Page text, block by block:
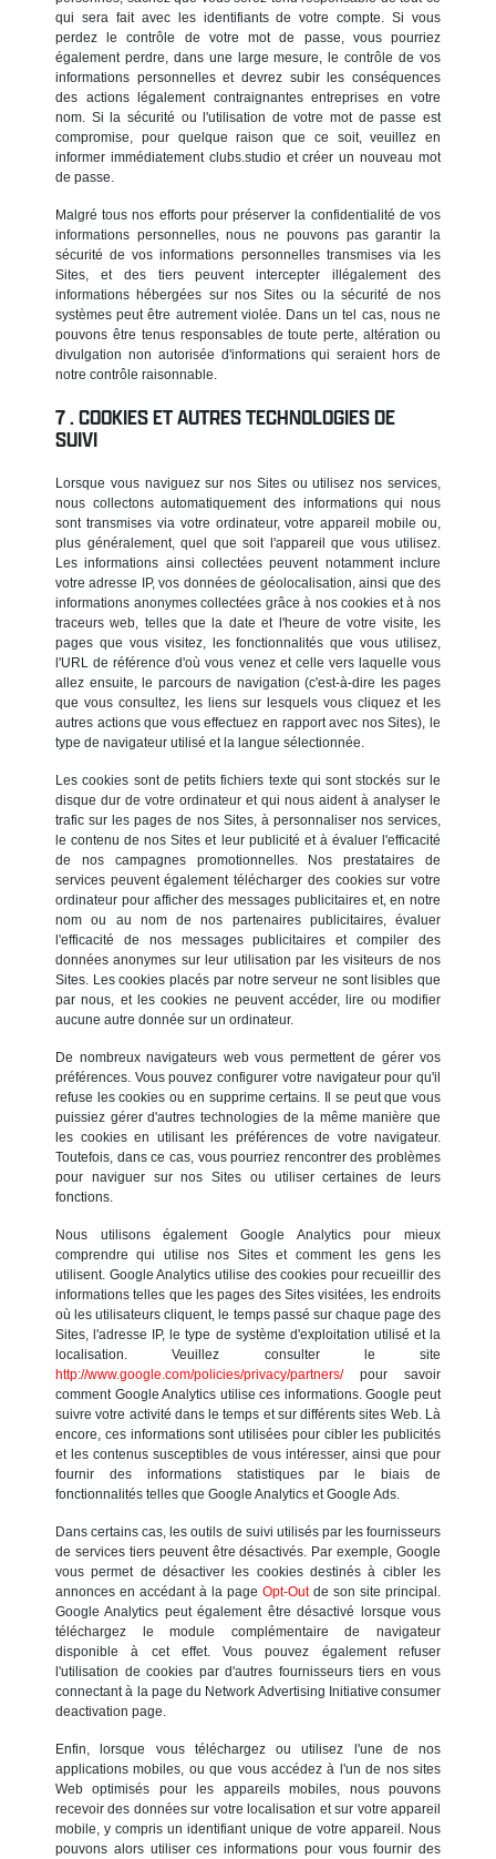
qui sera fait avec les identifiants de votre compte. Si vous
perdez le contrôle de votre mot de passe, vous pourriez
également perdre, dans une large mesure, le contrôle de vos
informations personnelles et devrez subir les conséquences
des actions légalement contraignantes entreprises en votre
nom. Si la sécurité ou l'utilisation de votre mot de passe est
compromise, pour quelque raison que ce soit, veuillez en
informer immédiatement clubs.studio et créer un nouveau mot
de passe.
Malgré tous nos efforts pour préserver la confidentialité de vos
informations personnelles, nous ne pouvons pas garantir la
sécurité de vos informations personnelles transmises via les
Sites, et des tiers peuvent intercepter illégalement des
informations hébergées sur nos Sites ou la sécurité de nos
systèmes peut être autrement violée. Dans un tel cas, nous ne
pouvons être tenus responsables de toute perte, altération ou
divulgation non autorisée d'informations qui seraient hors de
notre contrôle raisonnable.
COOKIES ET AUTRES TECHNOLOGIES DE
SUIVI
Lorsque vous naviguez sur nos Sites ou utilisez nos services,
nous collectons automatiquement des informations qui nous
sont transmises via votre ordinateur, votre appareil mobile ou,
plus généralement, quel que soit l'appareil que vous utilisez.
Les informations ainsi collectées peuvent notamment inclure
votre adresse IP, vos données de géolocalisation, ainsi que des
informations anonymes collectées grâce à nos cookies et à nos
traceurs web, telles que la date et l'heure de votre visite, les
pages que vous visitez, les fonctionnalités que vous utilisez,
l'URL de référence d'où vous venez et celle vers laquelle vous
allez ensuite, le parcours de navigation (c'est-à-dire les pages
que vous consultez, les liens sur lesquels vous cliquez et les
autres actions que vous effectuez en rapport avec nos Sites), le
type de navigateur utilisé et la langue sélectionnée.
Les cookies sont de petits fichiers texte qui sont stockés sur le
disque dur de votre ordinateur et qui nous aident à analyser le
trafic sur les pages de nos Sites, à personnaliser nos services,
le contenu de nos Sites et leur publicité et à évaluer l'efficacité
de nos campagnes promotionnelles. Nos prestataires de
services peuvent également télécharger des cookies sur votre
ordinateur pour afficher des messages publicitaires et, en notre
nom ou au nom de nos partenaires publicitaires, évaluer
l'efficacité de nos messages publicitaires et compiler des
données anonymes sur leur utilisation par les visiteurs de nos
Sites. Les cookies placés par notre serveur ne sont lisibles que
par nous, et les cookies ne peuvent accéder, lire ou modifier
aucune autre donnée sur un ordinateur.
De nombreux navigateurs web vous permettent de gérer vos
préférences. Vous pouvez configurer votre navigateur pour qu'il
refuse les cookies ou en supprime certains. Il se peut que vous
puissiez gérer d'autres technologies de la même manière que
les cookies en utilisant les préférences de votre navigateur.
Toutefois, dans ce cas, vous pourriez rencontrer des problèmes
pour naviguer sur nos Sites ou utiliser certaines de leurs
fonctions.
Nous utilisons également Google Analytics pour mieux
comprendre qui utilise nos Sites et comment les gens les
utilisent. Google Analytics utilise des cookies pour recueillir des
informations telles que les pages des Sites visitées, les endroits
où les utilisateurs cliquent, le temps passé sur chaque page des
Sites, l'adresse IP, le type de système d'exploitation utilisé et la
localisation. Veuillez consulter le site
http://www.google.com/policies/privacy/partners/pour savoir
comment Google Analytics utilise ces informations. Google peut
suivre votre activité dans le temps et sur différents sites Web. Là
encore, ces informations sont utilisées pour cibler les publicités
et les contenus susceptibles de vous intéresser, ainsi que pour
fournir des informations statistiques par le biais de
fonctionnalités telles que Google Analytics et Google Ads.
Dans certains cas, les outils de suivi utilisés par les fournisseurs
de services tiers peuvent être désactivés. Par exemple, Google
vous permet de désactiver les cookies destinés à cibler les
annonces en accédant à la page Opt-Outde son site principal.
Google Analytics peut également être désactivé lorsque vous
téléchargez le module complémentaire de navigateur
disponible à cet effet. Vous pouvez également refuser
l'utilisation de cookies par d'autres fournisseurs tiers en vous
connectant à la page du Network Advertising Initiative consumer
deactivation page.
Enfin, lorsque vous téléchargez ou utilisez l'une de nos
applications mobiles, ou que vous accédez à l'un de nos sites
Web optimisés pour les appareils mobiles, nous pouvons
recevoir des données sur votre localisation et sur votre appareil
mobile, y compris un identifiant unique de votre appareil. Nous
pouvons alors utiliser ces informations pour vous fournir des